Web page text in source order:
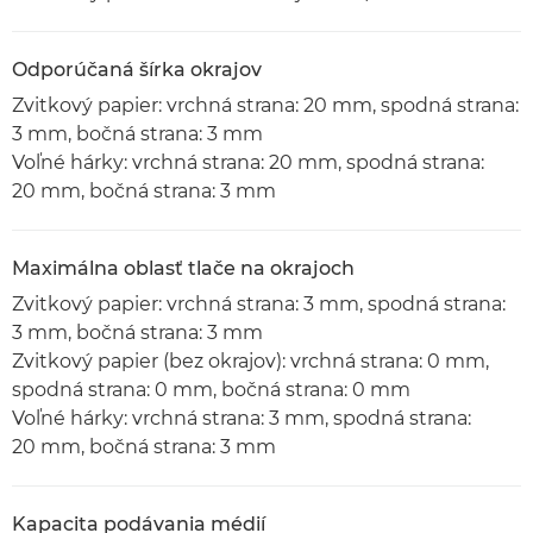
Odporúčaná šírka okrajov
Zvitkový papier: vrchná strana: 20 mm, spodná strana:
3 mm, bočná strana: 3 mm
Voľné hárky: vrchná strana: 20 mm, spodná strana:
20 mm, bočná strana: 3 mm
Maximálna oblasť tlače na okrajoch
Zvitkový papier: vrchná strana: 3 mm, spodná strana:
3 mm, bočná strana: 3 mm
Zvitkový papier (bez okrajov): vrchná strana: 0 mm,
spodná strana: 0 mm, bočná strana: 0 mm
Voľné hárky: vrchná strana: 3 mm, spodná strana:
20 mm, bočná strana: 3 mm
Kapacita podávania médií